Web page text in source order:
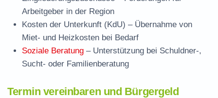
Arbeitgeber in der Region
Kosten der Unterkunft (KdU) – Übernahme von
Miet- und Heizkosten bei Bedarf
Soziale Beratung – Unterstützung bei Schuldner-,
Sucht- oder Familienberatung
Termin vereinbaren und Bürgergeld